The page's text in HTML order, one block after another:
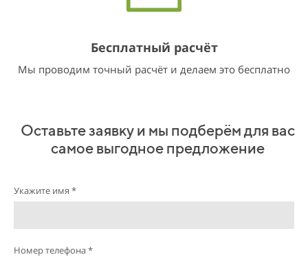
Бесплатный расчёт
Мы проводим точный расчёт и делаем это бесплатно
Оставьте заявку и мы подберём для вас
самое выгодное предложение
Укажите имя *
Номер телефона *